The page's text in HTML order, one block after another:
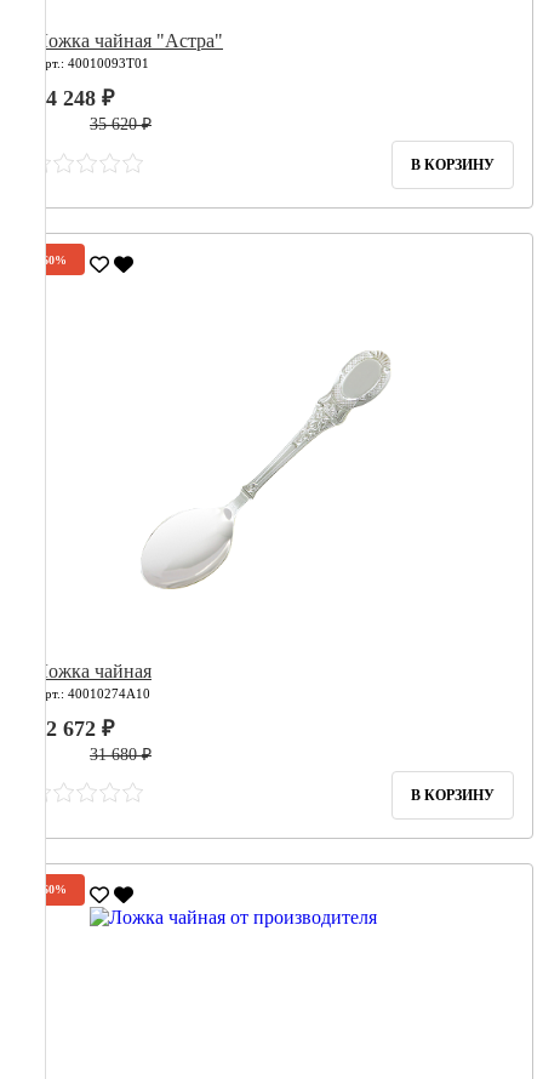
Ложка чайная "Астра"
Арт.: 40010093Т01
14 248 ₽
35 620 ₽
В КОРЗИНУ
-60%
Ложка чайная
Арт.: 40010274А10
12 672 ₽
31 680 ₽
В КОРЗИНУ
-60%